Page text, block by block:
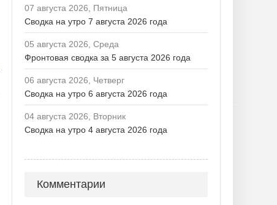
07 августа 2026, Пятница
Сводка на утро 7 августа 2026 года
05 августа 2026, Среда
Фронтовая сводка за 5 августа 2026 года
06 августа 2026, Четверг
Сводка на утро 6 августа 2026 года
04 августа 2026, Вторник
Сводка на утро 4 августа 2026 года
Комментарии